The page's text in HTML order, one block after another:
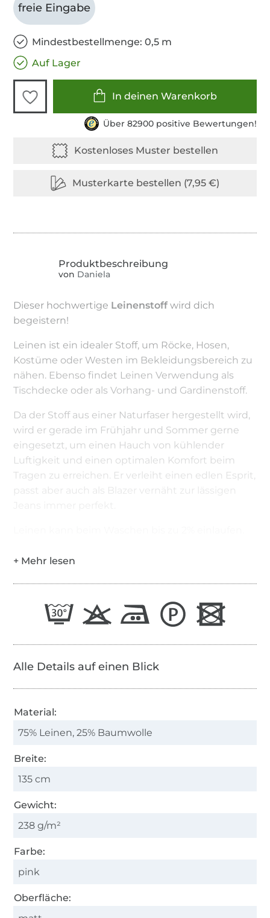
freie Eingabe
Mindestbestellmenge: 0,5 m
Auf Lager
In deinen Warenkorb
Über 82900 positive Bewertungen!
von Daniela
Dieser hochwertige Leinenstoff wird dich
begeistern!
Leinen ist ein idealer Stoff, um Röcke, Hosen,
Kostüme oder Westen im Bekleidungsbereich zu
nähen. Ebenso findet Leinen Verwendung als
Tischdecke oder als Vorhang- und Gardinenstoff.
Da der Stoff aus einer Naturfaser hergestellt wird,
wird er gerade im Frühjahr und Sommer gerne
eingesetzt, um einen Hauch von kühlender
Luftigkeit und einen optimalen Komfort beim
Tragen zu erreichen. Er verleiht einen edlen Esprit,
passt aber auch als Blazer vernäht zur lässigen
Alle Details auf einen Blick
Material:
75% Leinen, 25% Baumwolle
Breite:
135 cm
Gewicht:
238 g/m²
Farbe:
pink
Oberfläche: